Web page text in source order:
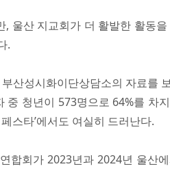
울산 지교회가 더 활발한 활동
.
산성시화이단상담소의 자료를
중 청년이 573명으로 64%를 차
스타’에서도 여실히 드러난다.
합회가 2023년과 2024년 울산